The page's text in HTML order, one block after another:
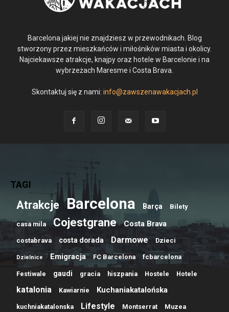
Barcelona jakiej nie znajdziesz w przewodnikach. Blog
stworzony przez mieszkańców i miłośników miasta i okolicy.
Najciekawsze atrakcje, knajpy oraz hotele w Barcelonie i na
wybrzeżach Maresme i Costa Brava.
Skontaktuj się z nami: info@zawszenawakacjach.pl
TAGI
Atrakcje Barcelona Barça Bilety
casa mila Cojestgrane Costa Brava
costabrava costa dorada Darmowe Dzieci
Dzielnice Emigracja FC Barcelona fcbarcelona
Festiwale gaudi gracia hiszpania Hostele Hotele
katalonia Kawiarnie Kuchaniakatalońska
kuchniakatalonska Lifestyle Montserrat Muzea